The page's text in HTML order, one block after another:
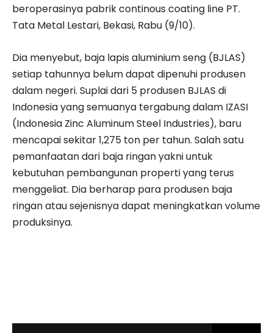
beroperasinya pabrik continous coating line PT.
Tata Metal Lestari, Bekasi, Rabu (9/10).
Dia menyebut, baja lapis aluminium seng (BJLAS)
setiap tahunnya belum dapat dipenuhi produsen
dalam negeri. Suplai dari 5 produsen BJLAS di
Indonesia yang semuanya tergabung dalam IZASI
(Indonesia Zinc Aluminum Steel Industries), baru
mencapai sekitar 1,275 ton per tahun. Salah satu
pemanfaatan dari baja ringan yakni untuk
kebutuhan pembangunan properti yang terus
menggeliat. Dia berharap para produsen baja
ringan atau sejenisnya dapat meningkatkan volume
produksinya.